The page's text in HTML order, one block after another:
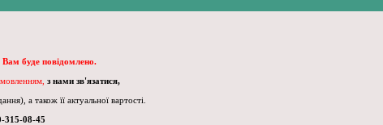
Вам буде повідомлено.
з нами зв'язатися,
а також її актуальної вартості.
315-08-45